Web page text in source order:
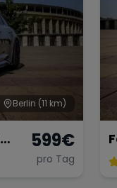
Berlin (11 km)
599€
pro Tag